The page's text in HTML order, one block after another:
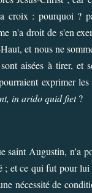
croix : pourquoi ?
n'a droit de s'en
et nous ne
aisées à tirer, et
exprimer
in arido quid fiet?
saint Augustin, n'a
; et ce qui fut pour
nécessité de